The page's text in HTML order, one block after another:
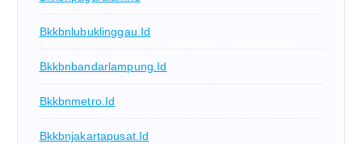
Bkkbnlubuklinggau.id
Bkkbnbandarlampung.id
Bkkbnmetro.id
Bkkbnjakartapusat.id